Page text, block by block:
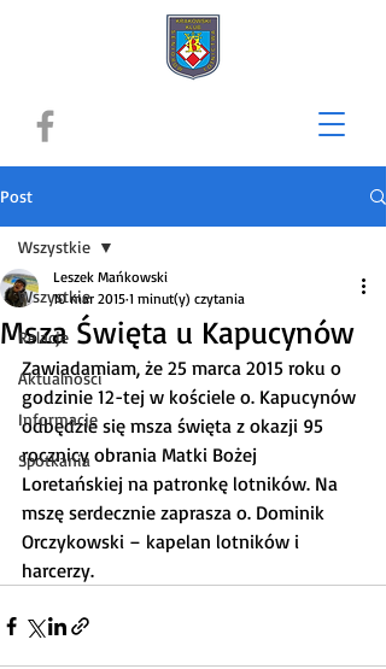
Post
Wszystkie
Relacje
Aktualności
Informacje
Spotkania
Wszystkie
Msza Święta u Kapucynów
Leszek Mańkowski
10 mar 2015 1 minut(y) czytania
Zawiadamiam, że 25 marca 2015 roku o
godzinie 12-tej w kościele o. Kapucynów
odbędzie się msza święta z okazji 95
rocznicy obrania Matki Bożej
Loretańskiej na patronkę lotników. Na
mszę serdecznie zaprasza o. Dominik
Orczykowski – kapelan lotników i
harcerzy.